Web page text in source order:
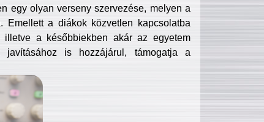
egy olyan verseny szervezése, melyen a
Emellett a diákok közvetlen kapcsolatba
illetve a későbbiekben akár az egyetem
is hozzájárul, támogatja a